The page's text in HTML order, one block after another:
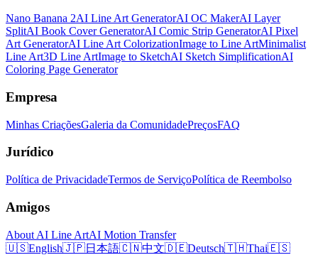
Nano Banana 2AI Line Art GeneratorAI OC MakerAI Layer
SplitAI Book Cover GeneratorAI Comic Strip GeneratorAI Pixel
Art GeneratorAI Line Art ColorizationImage to Line ArtMinimalist
Line Art3D Line ArtImage to SketchAI Sketch SimplificationAI
Coloring Page Generator
Empresa
Minhas CriaçõesGaleria da ComunidadePreçosFAQ
Jurídico
Política de PrivacidadeTermos de ServiçoPolítica de Reembolso
Amigos
About AI Line ArtAI Motion Transfer
🇺🇸English🇯🇵日本語🇨🇳中文🇩🇪Deutsch🇹🇭Thai🇪🇸